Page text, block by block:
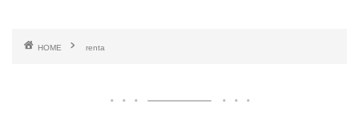
HOME renta